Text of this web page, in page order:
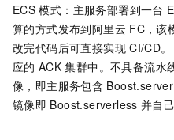
ECS 模式：主服务部署到一台
算的方式发布到阿里云 FC，该
改完代码后可直接实现 CI/CD
应的 ACK 集群中。不具备流水
像，即主服务包含 Boost.server
镜像即 Boost.serverless 并自